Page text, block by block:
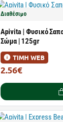
Διαθέσιμο
Apivita | Φυσικό
Σώμα | 125gr
ΤΙΜΗ WEB
2.56€